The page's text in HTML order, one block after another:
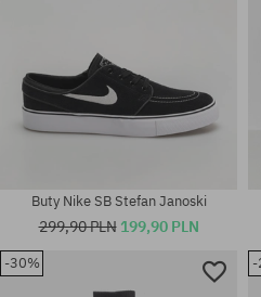
Dostępne rozmiary:
Buty Nike SB Stefan Janoski
299,90 PLN 199,90 PLN
-30% -